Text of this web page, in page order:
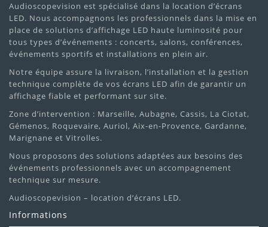
Audioscopevision est spécialisé dans la location d’écrans
LED. Nous accompagnons les professionnels dans la mise en
place de solutions d’affichage LED haute luminosité pour
tous types d’événements : concerts, salons, conférences,
événements sportifs et installations en plein air.
Notre équipe assure la livraison, l’installation et la gestion
technique complète de vos écrans LED afin de garantir un
affichage fiable et performant sur site.
Zone d’intervention : Marseille, Aubagne, Cassis, La Ciotat,
Gémenos, Roquevaire, Auriol, Aix-en-Provence, Gardanne,
Marignane et Vitrolles.
Nous proposons des solutions adaptées aux besoins des
événements professionnels avec un accompagnement
technique sur mesure.
Audioscopevision – location d’écrans LED.
Informations